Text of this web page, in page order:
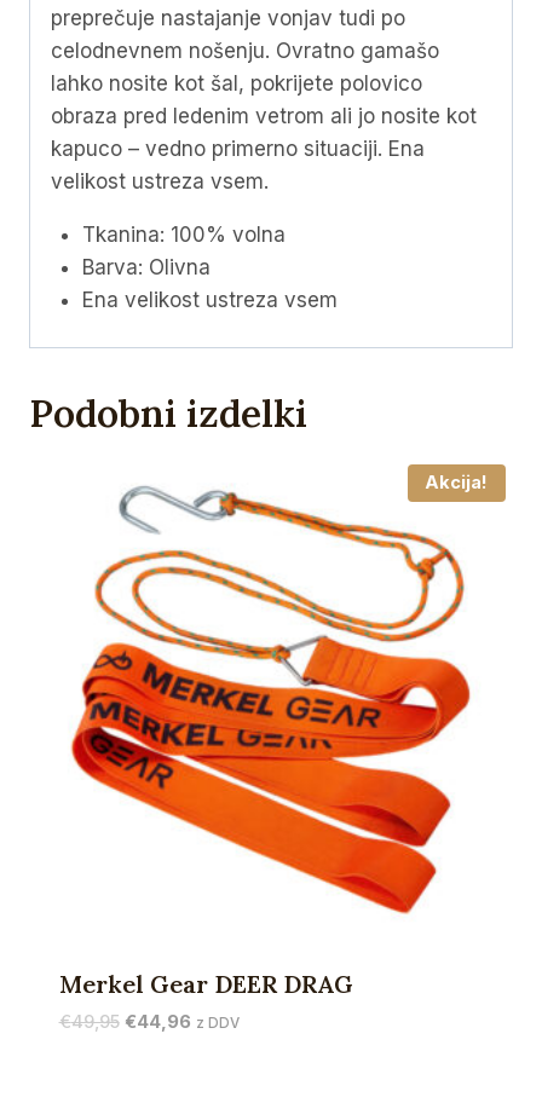
preprečuje nastajanje vonjav tudi po
celodnevnem nošenju. Ovratno gamašo
lahko nosite kot šal, pokrijete polovico
obraza pred ledenim vetrom ali jo nosite kot
kapuco – vedno primerno situaciji. Ena
velikost ustreza vsem.
Tkanina: 100% volna
Barva: Olivna
Ena velikost ustreza vsem
Podobni izdelki
Akcija!
Merkel Gear DEER DRAG
€49,95 Izvirna
€44,96Trenutna
z DDV